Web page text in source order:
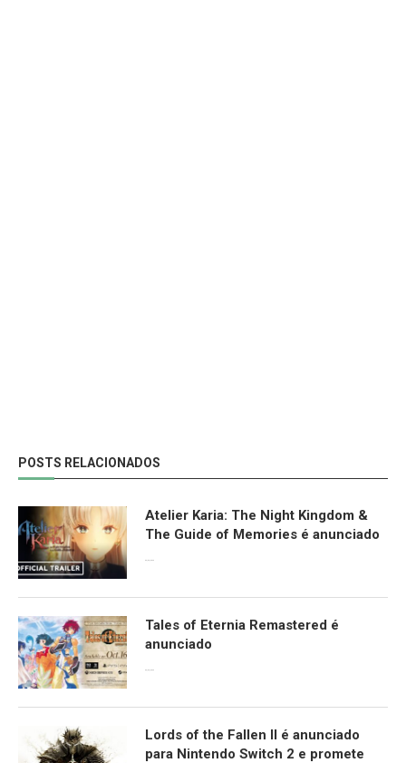
POSTS RELACIONADOS
Atelier Karia: The Night Kingdom &
The Guide of Memories é anunciado
Tales of Eternia Remastered é
anunciado
Lords of the Fallen II é anunciado
para Nintendo Switch 2 e promete